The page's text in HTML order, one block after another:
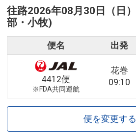
往路2026年08月30日（日）
部・小牧)
便名 出発
4412便
※FDA共同運航
花巻
09:10
便を変更する